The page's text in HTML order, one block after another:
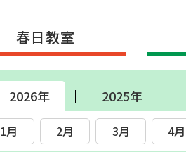
春日教室
2026年 2025年
1月 2月 3月 4月